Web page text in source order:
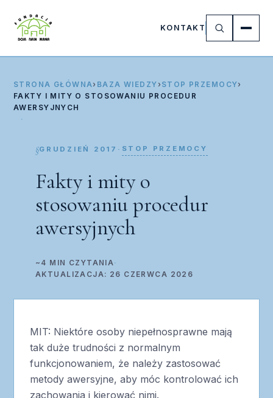
KONTAKT
STRONA GŁÓWNA› BAZA WIEDZY› STOP PRZEMOCY›
FAKTY I MITY O STOSOWANIU PROCEDUR
AWERSYJNYCH
GRUDZIEŃ 2017 · STOP PRZEMOCY
Fakty i mity o
stosowaniu procedur
awersyjnych
~4 MIN CZYTANIA·
AKTUALIZACJA: 26 CZERWCA 2026
MIT: Niektóre osoby niepełnosprawne mają
tak duże trudności z normalnym
funkcjonowaniem, że należy zastosować
metody awersyjne, aby móc kontrolować ich
zachowania i kierować nimi.